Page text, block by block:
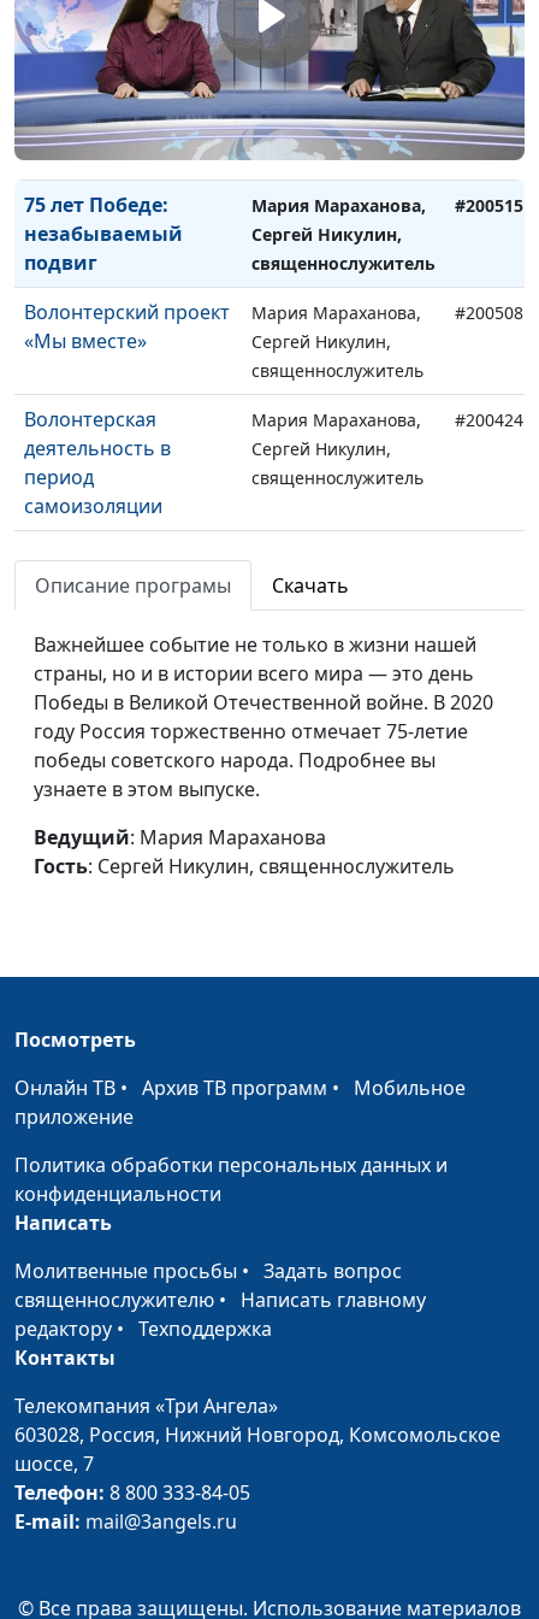
мышления и
организация досуга
священнослужитель
Бог поможет
избавиться от
вредных привычек
Мария Мараханова,
Сергей Никулин,
священнослужитель
#200529
75 лет Победе:
незабываемый
подвиг
Мария Мараханова,
Сергей Никулин,
священнослужитель
#200515
Волонтерский проект
«Мы вместе»
Мария Мараханова,
Сергей Никулин,
священнослужитель
#200508
Волонтерская
деятельность в
период
самоизоляции
Мария Мараханова,
Сергей Никулин,
священнослужитель
#200424
Пасха во время
самоизоляции
Сергей Никулин,
священнослужитель
время для
построения
отношений
Сергей Никулин,
священнослужитель
Всемирный день
здоровья
Мария Мараханова,
коронавируса:
рекомендации,
духовный
комментарий
Грани событий.
Информационно-
аналитическая
программа на
телеканале «Три
Ангела»
Описание програмы Скачать
Важнейшее событие не только в жизни нашей
страны, но и в истории всего мира — это день
Победы в Великой Отечественной войне. В 2020
году Россия торжественно отмечает 75-летие
победы советского народа. Подробнее вы
узнаете в этом выпуске.
Ведущий: Мария Мараханова
Гость: Сергей Никулин, священнослужитель
Посмотреть
Онлайн ТВ • Архив ТВ программ • Мобильное
приложение
Политика обработки персональных данных и
конфиденциальности
Написать
Молитвенные просьбы • Задать вопрос
священнослужителю • Написать главному
редактору • Техподдержка
Контакты
Телекомпания «Три Ангела»
603028, Россия, Нижний Новгород, Комсомольское
шоссе, 7
Телефон: 8 800 333-84-05
E-mail: mail@3angels.ru
© Все права защищены. Использование материалов